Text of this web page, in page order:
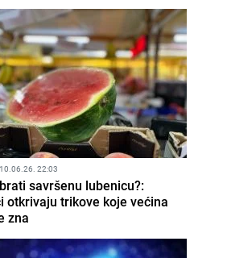
10.06.26. 22:03
savršenu lubenicu?:
otkrivaju trikove koje većina
zna